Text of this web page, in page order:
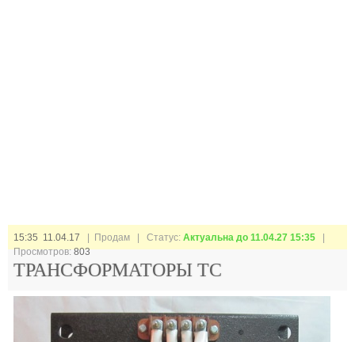
15:35 11.04.17 | Продам | Статус: Актуальна до 11.04.27 15:35
Просмотров:803
ТРАНСФОРМАТОРЫ ТС